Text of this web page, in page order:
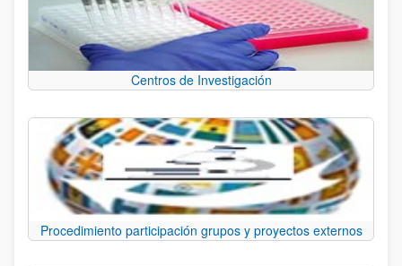
Centros de Investigación
Procedimiento participación grupos y proyectos externos